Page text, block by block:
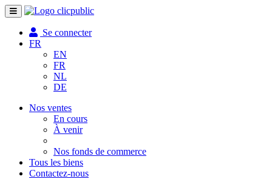
Toggle
navigation
Se connecter
FR
EN
FR
NL
DE
Nos ventes
En cours
À venir
Nos fonds de commerce
Tous les biens
Contactez-nous